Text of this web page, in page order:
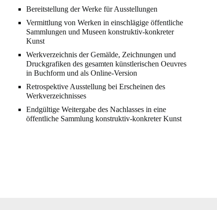
Bereitstellung der Werke für Ausstellungen
Vermittlung von Werken in einschlägige öffentliche
Sammlungen und Museen konstruktiv-konkreter
Kunst
Werkverzeichnis der Gemälde, Zeichnungen und
Druckgrafiken des gesamten künstlerischen Oeuvres
in Buchform und als Online-Version
Retrospektive Ausstellung bei Erscheinen des
Werkverzeichnisses
Endgültige Weitergabe des Nachlasses in eine
öffentliche Sammlung konstruktiv-konkreter Kunst